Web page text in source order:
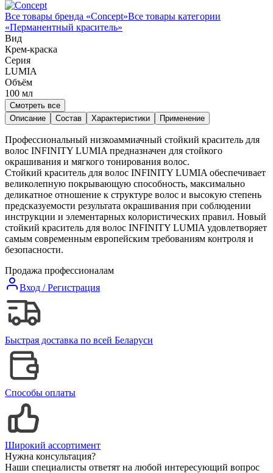
Все товары бренда «Concept»Все товары категории
«Перманентный краситель»
Вид
Крем-краска
Серия
LUMIA
Объём
100 мл
Смотреть все
Описание
Состав Характеристики Применение
Профессиональный низкоаммиачный стойкий краситель для
волос INFINITY LUMIA предназначен для стойкого
окрашивания и мягкого тонирования волос.
Стойкий краситель для волос INFINITY LUMIA обеспечивает
великолепную покрывающую способность, максимально
деликатное отношение к структуре волос и высокую степень
предсказуемости результата окрашивания при соблюдении
инструкции и элементарных колористических правил. Новый
стойкий краситель для волос INFINITY LUMIA удовлетворяет
самым современным европейским требованиям контроля и
безопасности.
Продажа профессионалам
Вход / Регистрация
Быстрая доставка по всей Беларуси
Способы оплаты
Широкий ассортимент
Нужна консультация?
Наши специалисты ответят на любой интересующий вопрос